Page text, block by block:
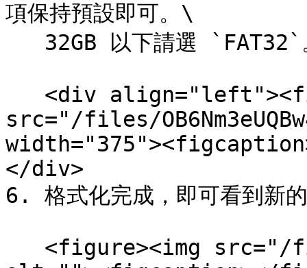
項保持預設即可。\
src="/files/
</div>
6. 格式化完成，即可看到新